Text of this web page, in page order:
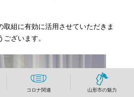
取組に有効に活用させていただきま
ざいます。
コロナ関連 山形市の魅力